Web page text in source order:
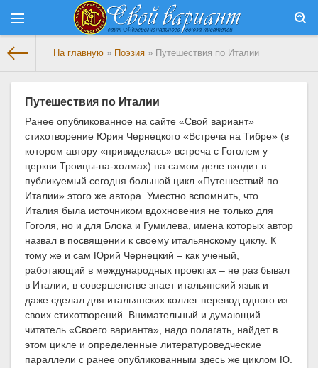
На главную » Поэзия » Путешествия по Италии
Путешествия по Италии
Ранее опубликованное на сайте «Свой вариант»
стихотворение Юрия Чернецкого «Встреча на Тибре» (в
котором автору «привиделась» встреча с Гоголем у
церкви Троицы-на-холмах) на самом деле входит в
публикуемый сегодня большой цикл «Путешествий по
Италии» этого же автора. Уместно вспомнить, что
Италия была источником вдохновения не только для
Гоголя, но и для Блока и Гумилева, имена которых автор
назвал в посвящении к своему итальянскому циклу. К
тому же и сам Юрий Чернецкий – как ученый,
работающий в международных проектах – не раз бывал
в Италии, в совершенстве знает итальянский язык и
даже сделал для итальянских коллег перевод одного из
своих стихотворений. Внимательный и думающий
читатель «Своего варианта», надо полагать, найдет в
этом цикле и определенные литературоведческие
параллели с ранее опубликованным здесь же циклом Ю.